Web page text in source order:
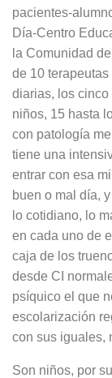
pacientes-
Día-Centro
la Comunidad
de 10
diarias, los
niños, 15 hasta
con patología
tiene una
entrar con esa
buen o mal día,
lo cotidiano, lo
en cada uno de
caja de los
desde CI
psíquico el que
escolarización
con sus iguales,
Son niños, por